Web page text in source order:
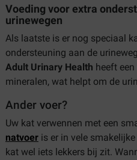
Voeding voor extra
urinewegen
Als laatste is er nog speciaal
ondersteuning aan de
Adult Urinary Health heeft
mineralen, wat helpt om de
Ander voer?
Uw kat verwennen met een
natvoer is er in vele
kat wel iets lekkers bij zit.